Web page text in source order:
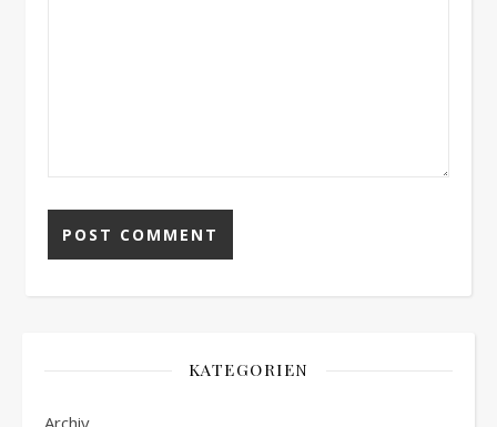
KATEGORIEN